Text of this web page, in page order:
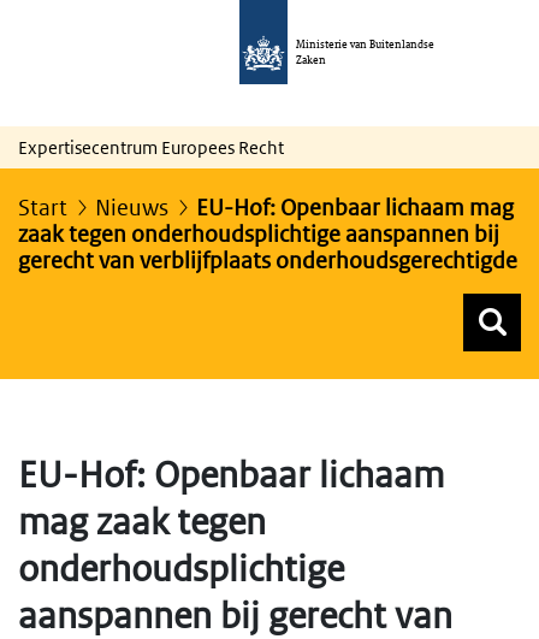
Ministerie van Buitenlandse
Zaken
Expertisecentrum Europees Recht
Start Nieuws
EU-Hof: Openbaar lichaam mag
zaak tegen onderhoudsplichtige aanspannen bij
gerecht van verblijfplaats onderhoudsgerechtigde
EU-Hof: Openbaar lichaam
mag zaak tegen
onderhoudsplichtige
aanspannen bij gerecht van